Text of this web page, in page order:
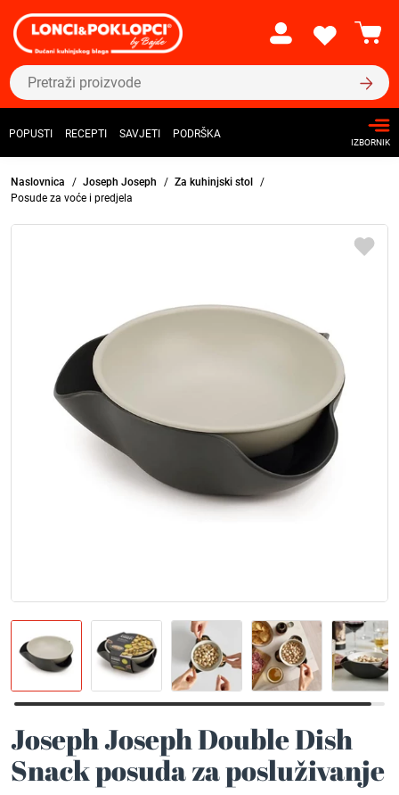
POPUSTI RECEPTI SAVJETI PODRŠKA
IZBORNIK
Naslovnica Joseph Joseph
Za kuhinjski stol
Posude za voće i predjela
Joseph Joseph Double Dish
Snack posuda za posluživanje